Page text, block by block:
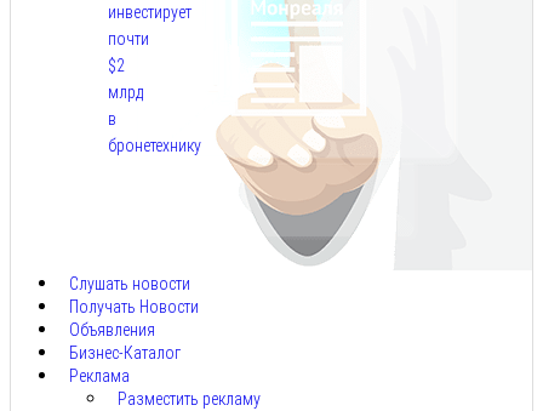
инвестирует
почти
$2
млрд
в
бронетехнику
Слушать новости
Получать Новости
Объявления
Бизнес-Каталог
Реклама
Разместить рекламу